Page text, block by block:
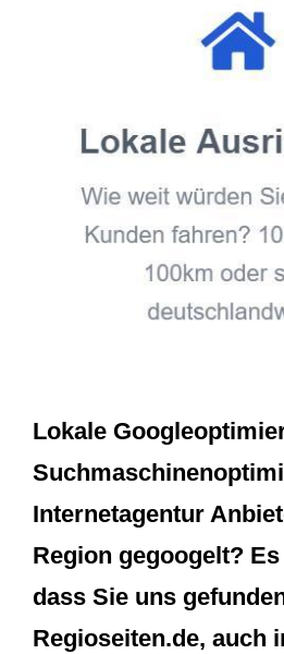
Lokale
Internetagentur
Region gegoogelt?
dass Sie uns
Regioseiten.de, auch